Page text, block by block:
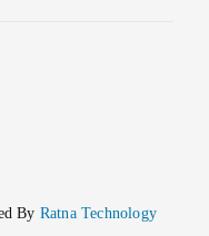
By Ratna Technology